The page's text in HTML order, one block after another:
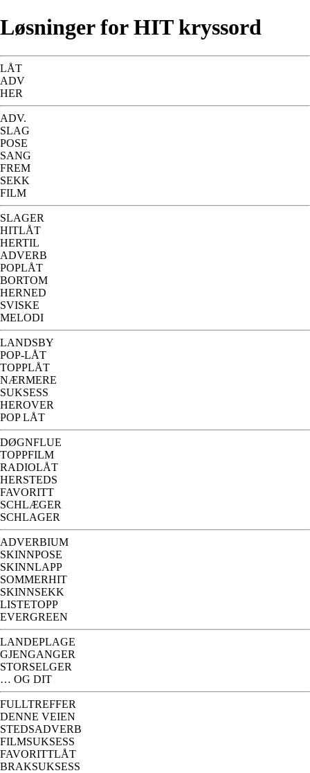
Løsninger for HIT kryssord
LÅT
ADV
HER
ADV.
SLAG
POSE
SANG
FREM
SEKK
FILM
SLAGER
HITLÅT
HERTIL
ADVERB
POPLÅT
BORTOM
HERNED
SVISKE
MELODI
LANDSBY
POP-LÅT
TOPPLÅT
NÆRMERE
SUKSESS
HEROVER
POP LÅT
DØGNFLUE
TOPPFILM
RADIOLÅT
HERSTEDS
FAVORITT
SCHLÆGER
SCHLAGER
ADVERBIUM
SKINNPOSE
SKINNLAPP
SOMMERHIT
SKINNSEKK
LISTETOPP
EVERGREEN
LANDEPLAGE
GJENGANGER
STORSELGER
… OG DIT
FULLTREFFER
DENNE VEIEN
STEDSADVERB
FILMSUKSESS
FAVORITTLÅT
BRAKSUKSESS